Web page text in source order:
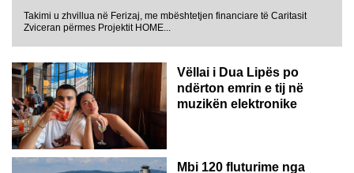
Takimi u zhvillua në Ferizaj, me mbështetjen financiare të Caritasit
Zviceran përmes Projektit HOME...
Vëllai i Dua Lipës po
ndërton emrin e tij në
muzikën elektronike
GJERMANI
Mbi 120 fluturime nga